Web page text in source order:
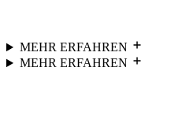
MEHR ERFAHREN
MEHR ERFAHREN